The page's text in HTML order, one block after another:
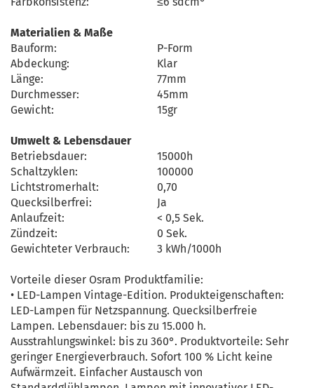
Materialien & Maße
Bauform:
P-Form
Abdeckung:
Klar
Länge:
77mm
Durchmesser:
45mm
Gewicht:
15gr
Umwelt & Lebensdauer
Betriebsdauer:
15000h
Schaltzyklen:
100000
Lichtstromerhalt:
0,70
Quecksilberfrei:
Ja
Anlaufzeit:
< 0,5 Sek.
Zündzeit:
0 Sek.
Gewichteter Verbrauch:
3 kWh/1000h
Vorteile dieser Osram Produktfamilie:
• LED-Lampen Vintage-Edition. Produkteigenschaften:
LED-Lampen für Netzspannung. Quecksilberfreie
Lampen. Lebensdauer: bis zu 15.000 h.
Ausstrahlungswinkel: bis zu 360°. Produktvorteile: Sehr
geringer Energieverbrauch. Sofort 100 % Licht keine
Aufwärmzeit. Einfacher Austausch von